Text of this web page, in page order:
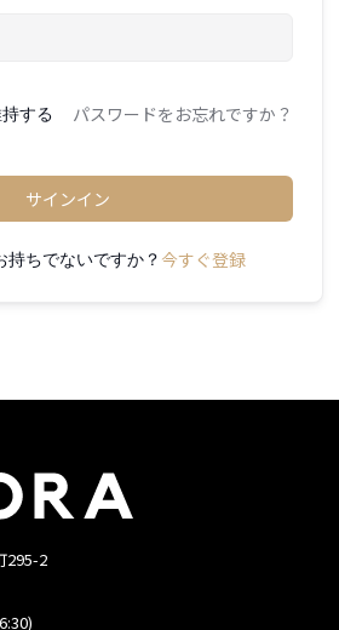
する パスワードをお忘れですか？
サインイン
持ちでないですか？ 今すぐ登録
295-2